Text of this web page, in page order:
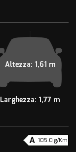
Altezza: 1,61 m
Larghezza: 1,77 m
105.0 g/Km